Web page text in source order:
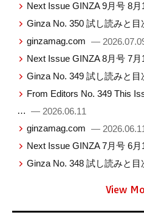
Next Issue GINZA 9月号 8
Ginza No. 350 試し読みと目
ginzamag.com —
Next Issue GINZA 8月号 7
Ginza No. 349 試し読みと目
From Editors No. 349 This
… — 2026.06.11
ginzamag.com —
Next Issue GINZA 7月号 6
Ginza No. 348 試し読みと目
View